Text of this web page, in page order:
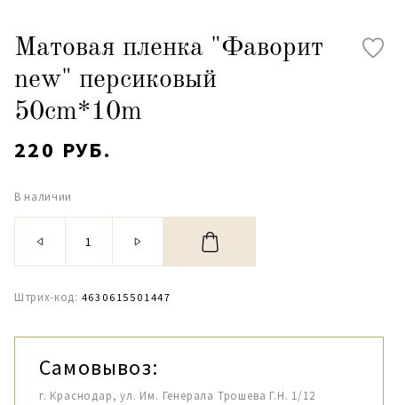
Матовая пленка "Фаворит
new" персиковый
50сm*10m
220 РУБ.
В наличии
Штрих-код: 4630615501447
Самовывоз:
г. Краснодар, ул. Им. Генерала Трошева Г.Н. 1/12